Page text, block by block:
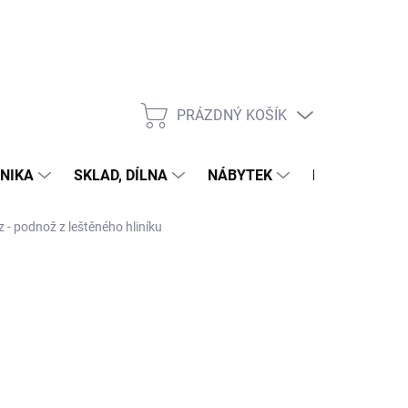
NÁKUPNÍ
PRÁZDNÝ KOŠÍK
SKLAD, DÍLNA NÁBYTEK DŮM A
- podnož z leštěného hliníku